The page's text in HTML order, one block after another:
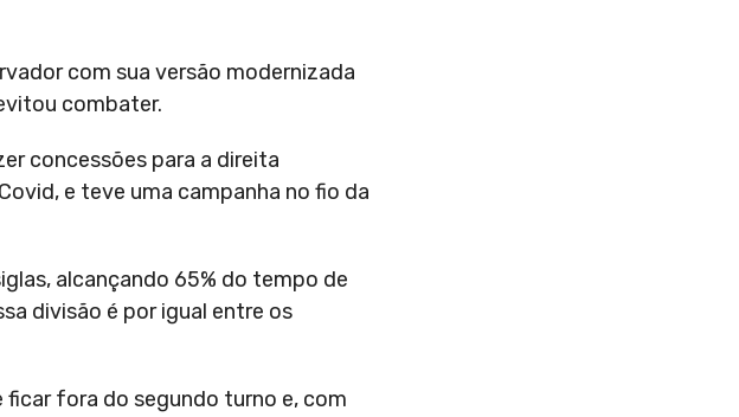
com sua versão modernizada
combater.
concessões para a direita
e teve uma campanha no fio da
alcançando 65% do tempo de
divisão é por igual entre os
ficar fora do segundo turno e, com